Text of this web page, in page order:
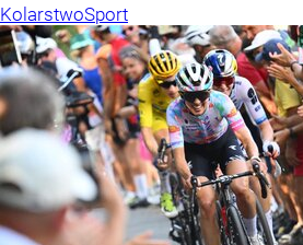
KolarstwoSport